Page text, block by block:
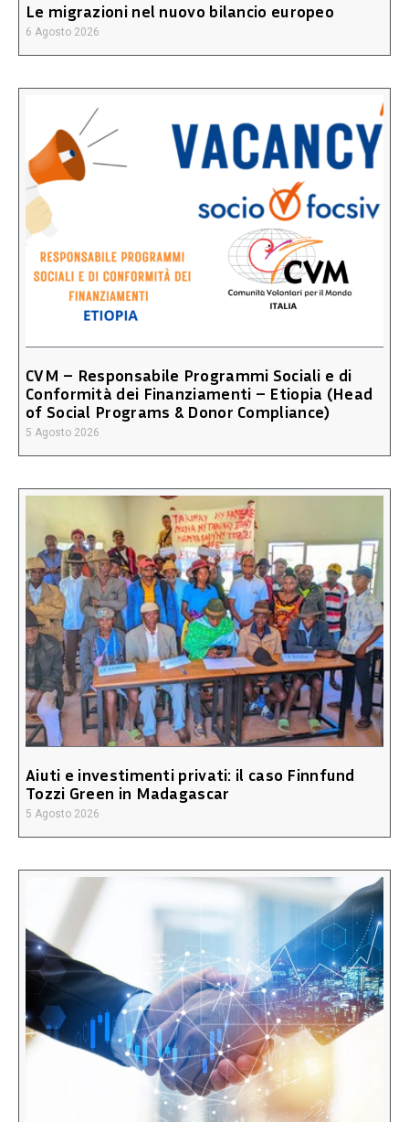
Le migrazioni nel nuovo bilancio europeo
6 Agosto 2026
CVM – Responsabile Programmi Sociali e di
Conformità dei Finanziamenti – Etiopia (Head
of Social Programs & Donor Compliance)
5 Agosto 2026
Aiuti e investimenti privati: il caso Finnfund
Tozzi Green in Madagascar
5 Agosto 2026